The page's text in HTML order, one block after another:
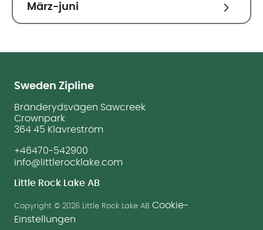
März-juni
Sweden Zipline
Bränderydsvägen Sawcreek
Crownpark
364 45 Klavreström
+46470-542900
info@littlerocklake.com
Little Rock Lake AB
Copyright © 2026 Little Rock Lake AB Cookie-
Einstellungen